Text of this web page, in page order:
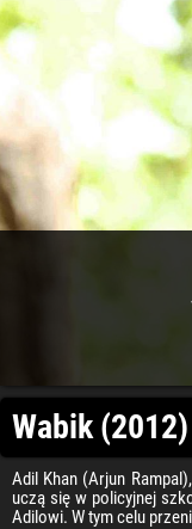
Wabik (2012)
Adil Khan (Arjun
uczą się w policyjnej
Adilowi. W tym celu